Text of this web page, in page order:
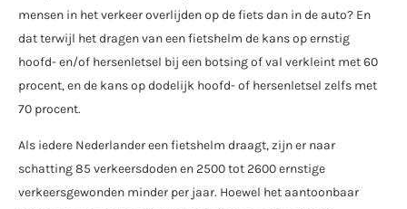
mensen in het verkeer overlijden op de fiets dan in de auto? En
dat terwijl het dragen van een fietshelm de kans op ernstig
hoofd- en/of hersenletsel bij een botsing of val verkleint met 60
procent, en de kans op dodelijk hoofd- of hersenletsel zelfs met
70 procent.
Als iedere Nederlander een fietshelm draagt, zijn er naar
schatting 85 verkeersdoden en 2500 tot 2600 ernstige
verkeersgewonden minder per jaar. Hoewel het aantoonbaar